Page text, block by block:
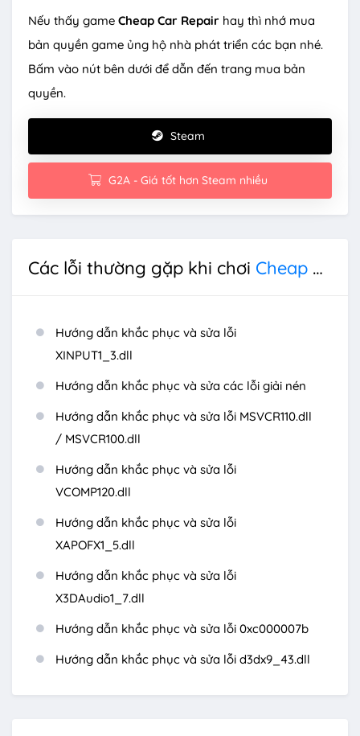
Nếu thấy game Cheap Car Repair hay thì nhớ mua
bản quyền game ủng hộ nhà phát triển các bạn nhé.
Bấm vào nút bên dưới để dẫn đến trang mua bản
quyền.
Steam
G2A - Giá tốt hơn Steam nhiều
Các lỗi thường gặp khi chơi Cheap Car Repair
Hướng dẫn khắc phục và sửa lỗi
XINPUT1_3.dll
Hướng dẫn khắc phục và sửa các lỗi giải nén
Hướng dẫn khắc phục và sửa lỗi MSVCR110.dll
/ MSVCR100.dll
Hướng dẫn khắc phục và sửa lỗi
VCOMP120.dll
Hướng dẫn khắc phục và sửa lỗi
XAPOFX1_5.dll
Hướng dẫn khắc phục và sửa lỗi
X3DAudio1_7.dll
Hướng dẫn khắc phục và sửa lỗi 0xc000007b
Hướng dẫn khắc phục và sửa lỗi d3dx9_43.dll